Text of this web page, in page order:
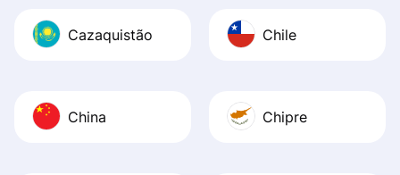
Cazaquistão Chile
China Chipre